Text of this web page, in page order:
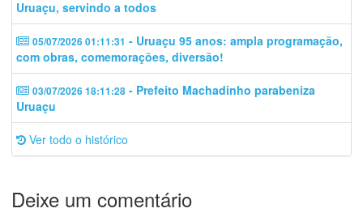
Uruaçu, servindo a todos
05/07/2026 01:11:31 - Uruaçu 95 anos: ampla programação,
com obras, comemorações, diversão!
03/07/2026 18:11:28 - Prefeito Machadinho parabeniza
Uruaçu
Ver todo o histórico
Deixe um comentário